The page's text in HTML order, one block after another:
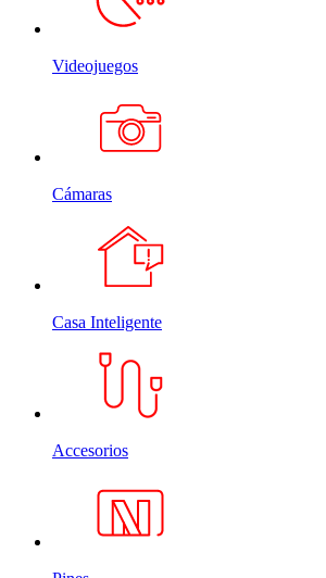
Videojuegos
Cámaras
Casa Inteligente
Accesorios